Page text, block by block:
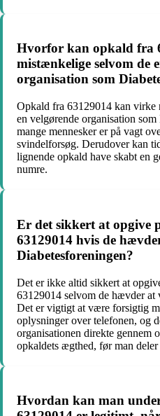
Hvorfor kan opkald fra
mistænkelige selvom de
organisation som
Opkald fra 63129014 kan virke
en velgørende organisation
mange mennesker er på vagt
svindelforsøg. Derudover kan
lignende opkald have skabt en
numre.
Er det sikkert at opgive
63129014 hvis de
Diabetesforeningen?
Det er ikke altid sikkert at
63129014 selvom de hævder
Det er vigtigt at være forsigtig
oplysninger over telefonen, og
organisationen direkte
opkaldets ægthed, før man
Hvordan kan man